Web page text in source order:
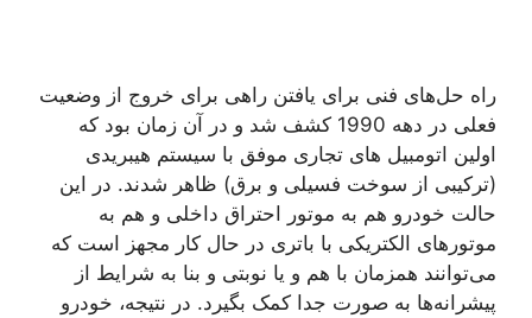
راه حل‌های فنی برای یافتن راهی برای خروج از وضعیت
فعلی در دهه 1990 کشف شد و در آن زمان بود که
اولین اتومبیل های تجاری موفق با سیستم هیبریدی
(ترکیبی از سوخت فسیلی و برق) ظاهر شدند. در این
حالت خودرو هم به موتور احتراق داخلی و هم به
موتورهای الکتریکی با باتری در حال کار مجهز است که
می‌توانند همزمان با هم و یا نوبتی و بنا به شرایط از
پیشرانه‌ها به صورت جدا کمک بگیرد. در نتیجه، خودرو